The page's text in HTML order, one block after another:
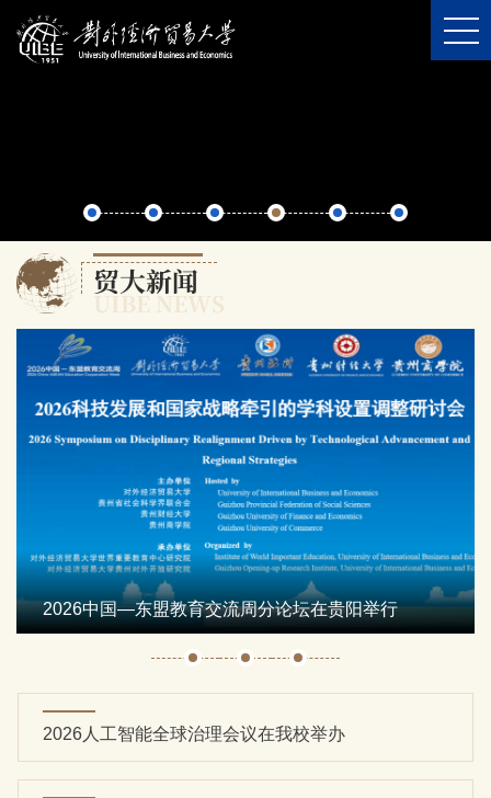
人才培养
招生就业
国际交流
校园文化
信息公开 人才招聘 校园邮箱
VPN登录 信息平台 办事大厅
图书资源 校领导信箱 旧网入口
贸大新闻
UIBE NEWS
赵忠秀赴上海、浙江走访看望校友
2026人工智能全球治理会议在我校举办